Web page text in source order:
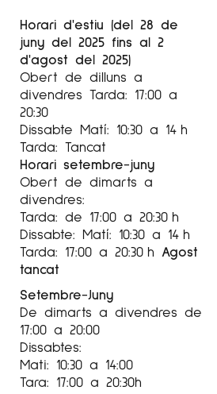
Horari d'estiu (del 28 de
juny del 2025 fins al 2
d'agost del 2025)
Obert de dilluns a
divendres Tarda: 17:00 a
20:30
Dissabte Matí: 10:30 a 14 h
Tarda: Tancat
Horari setembre-juny
Obert de dimarts a
divendres:
Tarda: de 17:00 a 20:30 h
Dissabte: Matí: 10:30 a 14 h
Tarda: 17:00 a 20:30 h Agost
tancat
Setembre-Juny
De dimarts a divendres de
17:00 a 20:00
Dissabtes:
Mati: 10:30 a 14:00
Tara: 17:00 a 20:30h